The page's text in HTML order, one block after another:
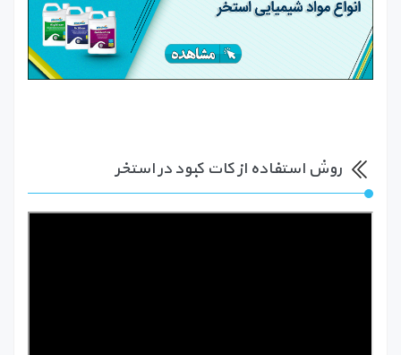
روش استفاده از کات کبود در استخر